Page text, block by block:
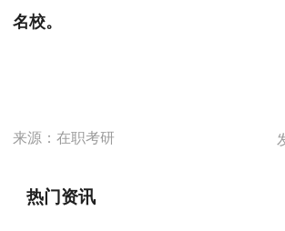
名校。
来源：在职考研
热门资讯